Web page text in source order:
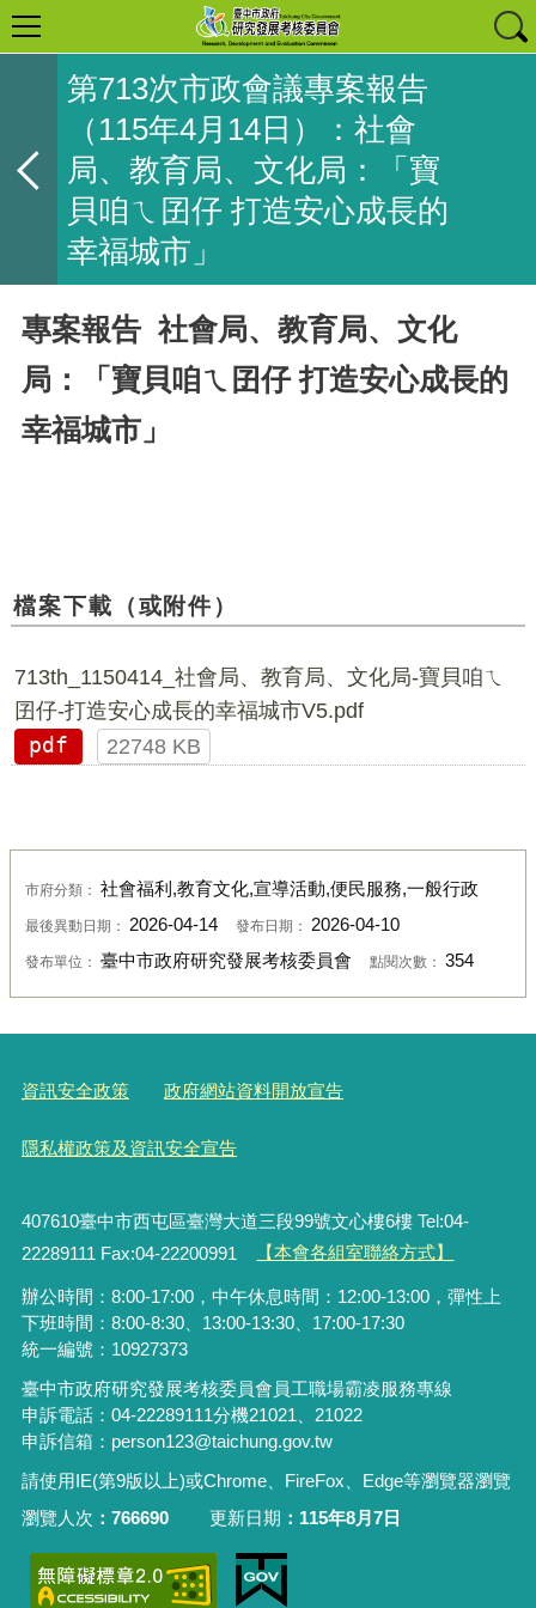
第713次市政會議專案報告
（115年4月14日）：社會
局、教育局、文化局：「寶
貝咱ㄟ囝仔 打造安心成長的
幸福城市」
專案報告 社會局、教育局、文化
局：「寶貝咱ㄟ囝仔 打造安心成長的
幸福城市」
檔案下載（或附件）
713th_1150414_社會局、教育局、文化局-寶貝咱ㄟ
囝仔-打造安心成長的幸福城市V5.pdf
pdf
22748 KB
市府分類： 社會福利,教育文化,宣導活動,便民服務,一般行政
最後異動日期： 2026-04-14 發布日期： 2026-04-10
發布單位： 臺中市政府研究發展考核委員會 點閱次數： 354
資訊安全政策 政府網站資料開放宣告
隱私權政策及資訊安全宣告
407610臺中市西屯區臺灣大道三段99號文心樓6樓 Tel:04-
22289111 Fax:04-22200991
【本會各組室聯絡方式】
辦公時間：8:00-17:00，中午休息時間：12:00-13:00，彈性上
下班時間：8:00-8:30、13:00-13:30、17:00-17:30
統一編號：10927373
臺中市政府研究發展考核委員會員工職場霸凌服務專線
申訴電話：04-22289111分機21021、21022
申訴信箱：person123@taichung.gov.tw
請使用IE(第9版以上)或Chrome、FireFox、Edge等瀏覽器瀏覽
瀏覽人次
766690 更新日期 115年8月7日